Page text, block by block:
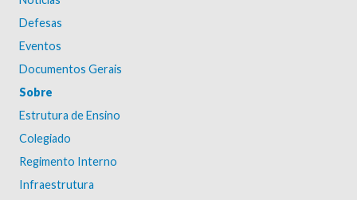
Defesas
Eventos
Documentos Gerais
Sobre
Estrutura de Ensino
Colegiado
Regimento Interno
Infraestrutura